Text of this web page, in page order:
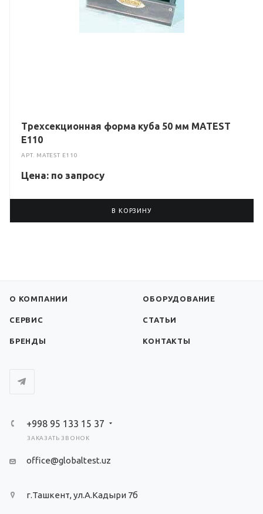
Трехсекционная форма куба 50 мм MATEST
E110
АРТ. MATEST E110
Цена: по запросу
В КОРЗИНУ
О КОМПАНИИ ОБОРУДОВАНИЕ
СЕРВИС СТАТЬИ
БРЕНДЫ КОНТАКТЫ
+998 95 133 15 37
ЗАКАЗАТЬ ЗВОНОК
office@globaltest.uz
г.Ташкент, ул.А.Кадыри 7б